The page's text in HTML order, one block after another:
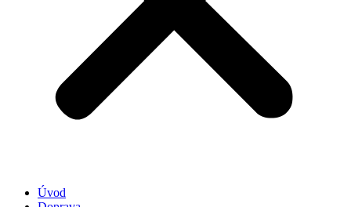
Úvod